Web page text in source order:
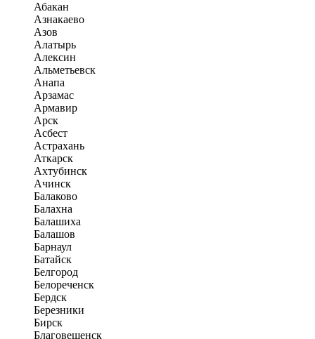
Абакан
Азнакаево
Азов
Алатырь
Алексин
Альметьевск
Анапа
Арзамас
Армавир
Арск
Асбест
Астрахань
Аткарск
Ахтубинск
Ачинск
Балаково
Балахна
Балашиха
Балашов
Барнаул
Батайск
Белгород
Белореченск
Бердск
Березники
Бирск
Благовещенск